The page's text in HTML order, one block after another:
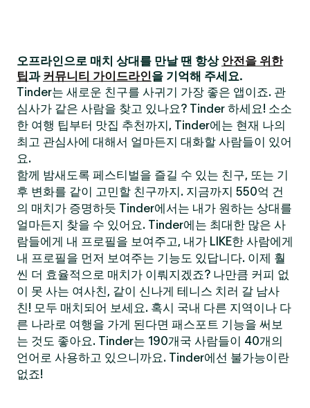
오프라인으로 매치 상대를 만날 땐 항상 안전을 위한
팁과 커뮤니티 가이드라인을 기억해 주세요.
Tinder는 새로운 친구를 사귀기 가장 좋은 앱이죠. 관
심사가 같은 사람을 찾고 있나요? Tinder 하세요! 소소
한 여행 팁부터 맛집 추천까지, Tinder에는 현재 나의
최고 관심사에 대해서 얼마든지 대화할 사람들이 있어
요.
함께 밤새도록 페스티벌을 즐길 수 있는 친구, 또는 기
후 변화를 같이 고민할 친구까지. 지금까지 550억 건
의 매치가 증명하듯 Tinder에서는 내가 원하는 상대를
얼마든지 찾을 수 있어요. Tinder에는 최대한 많은 사
람들에게 내 프로필을 보여주고, 내가 LIKE한 사람에게
내 프로필을 먼저 보여주는 기능도 있답니다. 이제 훨
씬 더 효율적으로 매치가 이뤄지겠죠? 나만큼 커피 없
이 못 사는 여사친, 같이 신나게 테니스 치러 갈 남사
친! 모두 매치되어 보세요. 혹시 국내 다른 지역이나 다
른 나라로 여행을 가게 된다면 패스포트 기능을 써보
는 것도 좋아요. Tinder는 190개국 사람들이 40개의
언어로 사용하고 있으니까요. Tinder에선 불가능이란
없죠!